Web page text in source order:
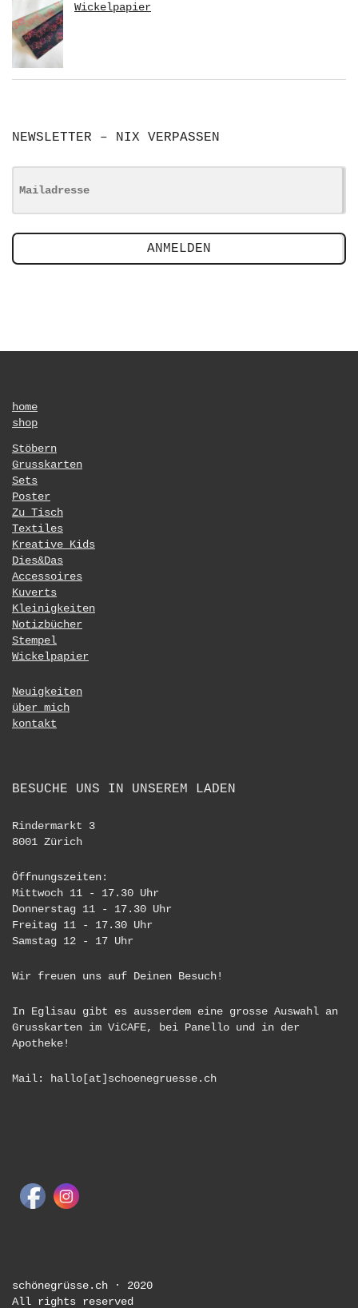
Wickelpapier
NEWSLETTER – NIX VERPASSEN
ANMELDEN
home
shop
Stöbern
Grusskarten
Sets
Poster
Zu Tisch
Textiles
Kreative Kids
Dies&Das
Accessoires
Kuverts
Kleinigkeiten
Notizbücher
Stempel
Wickelpapier
Neuigkeiten
über mich
kontakt
BESUCHE UNS IN UNSEREM LADEN
Rindermarkt 3
8001 Zürich
Öffnungszeiten:
Mittwoch 11 - 17.30 Uhr
Donnerstag 11 - 17.30 Uhr
Freitag 11 - 17.30 Uhr
Samstag 12 - 17 Uhr
Wir freuen uns auf Deinen Besuch!
In Eglisau gibt es ausserdem eine grosse Auswahl an
Grusskarten im ViCAFE, bei Panello und in der
Apotheke!
Mail: hallo[at]schoenegruesse.ch
schönegrüsse.ch · 2020
All rights reserved